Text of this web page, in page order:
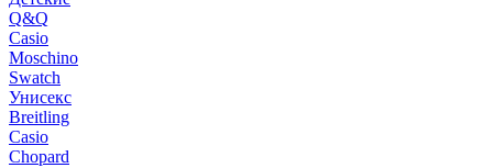
Q&Q
Casio
Moschino
Swatch
Унисекс
Breitling
Casio
Chopard